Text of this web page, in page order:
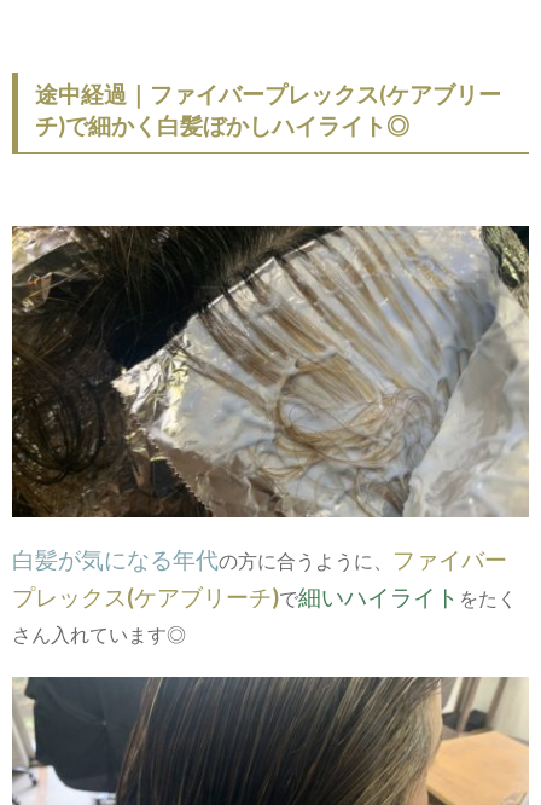
途中経過｜ファイバープレックス(ケアブリー
チ)で細かく白髪ぼかしハイライト◎
白髪が気になる年代の方に合うように、
ファイバー
プレックス(ケアブリーチ)で細いハイライト をたく
さん入れています◎